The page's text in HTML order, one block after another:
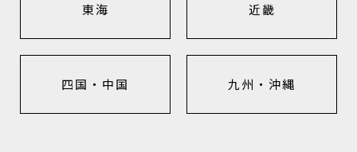
東海 近畿
四国・中国 九州・沖縄